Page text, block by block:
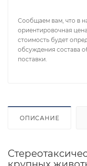
Сообщаем вам, что в
ориентировочная
стоимость будет
обсуждения состава
поставки.
ОПИСАНИЕ